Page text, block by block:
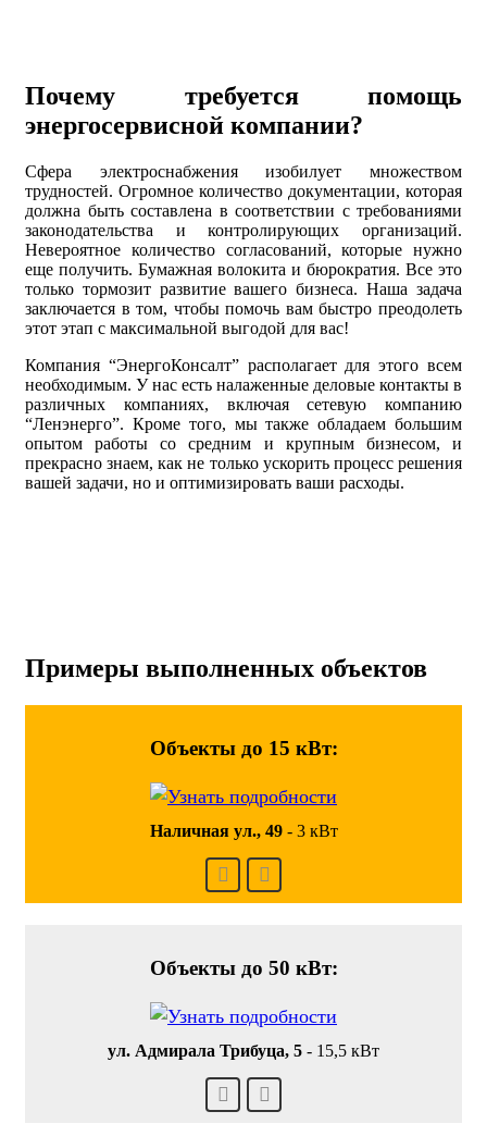
Почему требуется помощь
энергосервисной компании?
Сфера электроснабжения изобилует множеством
трудностей. Огромное количество документации, которая
должна быть составлена в соответствии с требованиями
законодательства и контролирующих организаций.
Невероятное количество согласований, которые нужно
еще получить. Бумажная волокита и бюрократия. Все это
только тормозит развитие вашего бизнеса. Наша задача
заключается в том, чтобы помочь вам быстро преодолеть
этот этап с максимальной выгодой для вас!
Компания “ЭнергоКонсалт” располагает для этого всем
необходимым. У нас есть налаженные деловые контакты в
различных компаниях, включая сетевую компанию
“Ленэнерго”. Кроме того, мы также обладаем большим
опытом работы со средним и крупным бизнесом, и
прекрасно знаем, как не только ускорить процесс решения
вашей задачи, но и оптимизировать ваши расходы.
Примеры выполненных объектов
Объекты до 15 кВт:
Наличная ул., 49- 3 кВт
Объекты до 50 кВт:
ул. Адмирала Трибуца, 5 - 15,5 кВт